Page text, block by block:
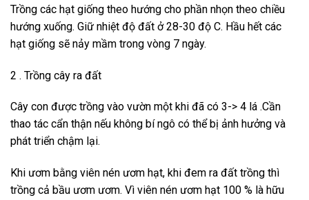
Trồng các hạt giống theo hướng cho phần nhọn theo chiều
hướng xuống. Giữ nhiệt độ đất ở 28-30 độ C. Hầu hết các
hạt giống sẽ nảy mầm trong vòng 7 ngày.
2 . Trồng cây ra đất
Cây con được trồng vào vườn một khi đã có 3-> 4 lá .Cần
thao tác cẩn thận nếu không bí ngô có thể bị ảnh hưởng và
phát triển chậm lại.
Khi ươm bằng viên nén ươm hạt, khi đem ra đất trồng thì
trồng cả bầu ươm ươm. Vì viên nén ươm hạt 100 % là hữu